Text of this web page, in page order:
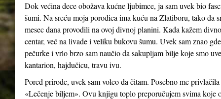
Dok većina dece obožava kućne ljubimce, ja sam uvek bio
šumi. Na sreću moja porodica ima kuću na Zlatiboru, tako da
mesec dana provodili na ovoj divnoj planini. Kada kažem
centar, već na livade i veliku bukovu šumu. Uvek sam znao
pečurke i vrlo brzo sam naučio da sakupljam bilje koje smo
kantarion, hajdučicu, travu ivu.
Pored prirode, uvek sam voleo da čitam. Posebno me
«Lečenje biljem». Ovu knjigu toplo preporučujem svima koje